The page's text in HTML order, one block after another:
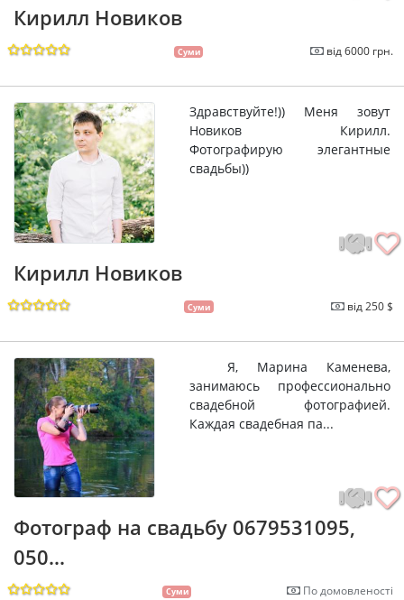
Кирилл Новиков
Суми від 6000 грн.
Здравствуйте!)) Меня зовут
Новиков Кирилл.
Фотографирую элегантные
свадьбы))
Кирилл Новиков
Суми від 250 $
Я, Марина Каменева,
занимаюсь профессионально
свадебной фотографией.
Каждая свадебная па...
Фотограф на свадьбу 0679531095,
050...
Суми По домовленості